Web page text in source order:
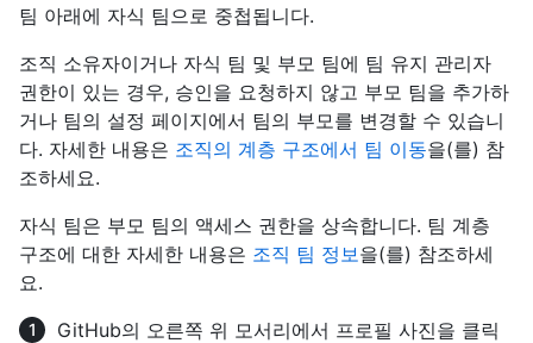
팀 아래에 자식 팀으로 중첩됩니다.
조직 소유자이거나 자식 팀 및 부모 팀에 팀 유지 관리자
권한이 있는 경우, 승인을 요청하지 않고 부모 팀을 추가하
거나 팀의 설정 페이지에서 팀의 부모를 변경할 수 있습니
다. 자세한 내용은 조직의 계층 구조에서 팀 이동을(를) 참
조하세요.
자식 팀은 부모 팀의 액세스 권한을 상속합니다. 팀 계층
구조에 대한 자세한 내용은 조직 팀 정보을(를) 참조하세
요.
GitHub의 오른쪽 위 모서리에서 프로필 사진을 클릭